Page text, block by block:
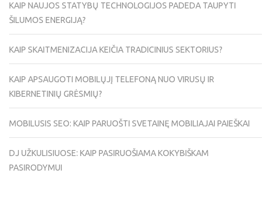
KAIP NAUJOS STATYBŲ TECHNOLOGIJOS PADEDA TAUPYTI
ŠILUMOS ENERGIJĄ?
KAIP SKAITMENIZACIJA KEIČIA TRADICINIUS SEKTORIUS?
KAIP APSAUGOTI MOBILŲJĮ TELEFONĄ NUO VIRUSŲ IR
KIBERNETINIŲ GRĖSMIŲ?
MOBILUSIS SEO: KAIP PARUOŠTI SVETAINĘ MOBILIAJAI PAIEŠKAI
DJ UŽKULISIUOSE: KAIP PASIRUOŠIAMA KOKYBIŠKAM
PASIRODYMUI